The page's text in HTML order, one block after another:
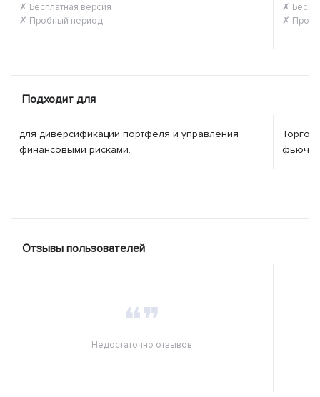
✗ Бесплатная версия
✗ Пробный период
✗
✗
Подходит для
для диверсификации портфеля и управления
финансовыми рисками.
Отзывы пользователей
❝❞
Недостаточно отзывов